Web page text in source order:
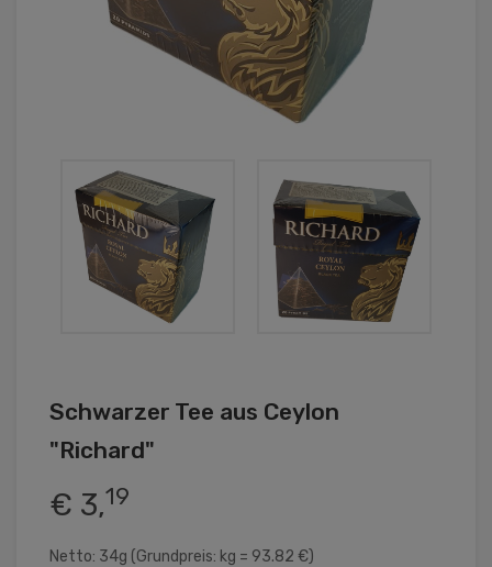
Schwarzer Tee aus Ceylon
"Richard"
€ 3,19
Netto: 34g (Grundpreis: kg = 93.82 €)